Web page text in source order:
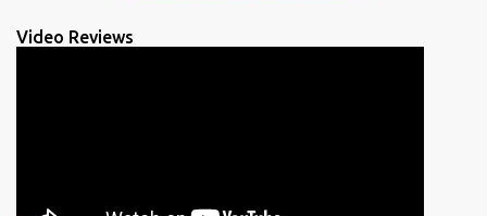
Video Reviews